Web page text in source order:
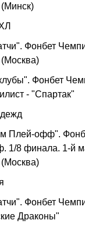
Фонбет
Фонбет
- "Спартак"
Плей-офф".
1/8 финала. 1-й
Фонбет
Драконы"